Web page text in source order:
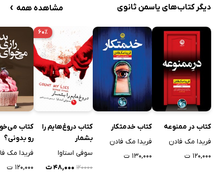
دیگر کتاب‌های یاسمن ثانوی مشاهده همه ›
کتاب در ممنوعه
فریدا مک فادن
۱۲۰,۰۰۰ ت
کتاب خدمتکار
فریدا مک فادن
۱۳۰,۰۰۰ ت
۶۰٪
کتاب دروغ‌هایم را
بشمار
سوفی استاوا
۱۲۰۰۰۰ ۴۸,۰۰۰ ت
کتاب
رو بدونی؟
فریدا مک
۱۲۰,۰۰۰ ت